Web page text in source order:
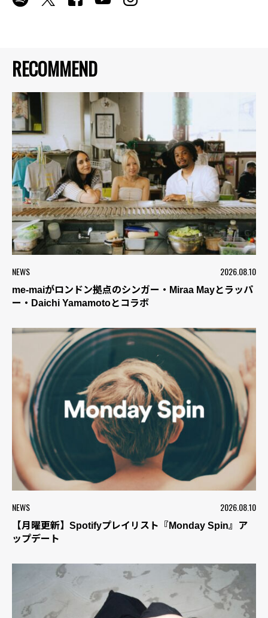
RECOMMEND
NEWS 2026.08.10
me-maiがロンドン拠点のシンガー・Miraa Mayとラッパ
ー・Daichi Yamamotoとコラボ
NEWS 2026.08.10
【月曜更新】Spotifyプレイリスト『Monday Spin』ア
ップデート